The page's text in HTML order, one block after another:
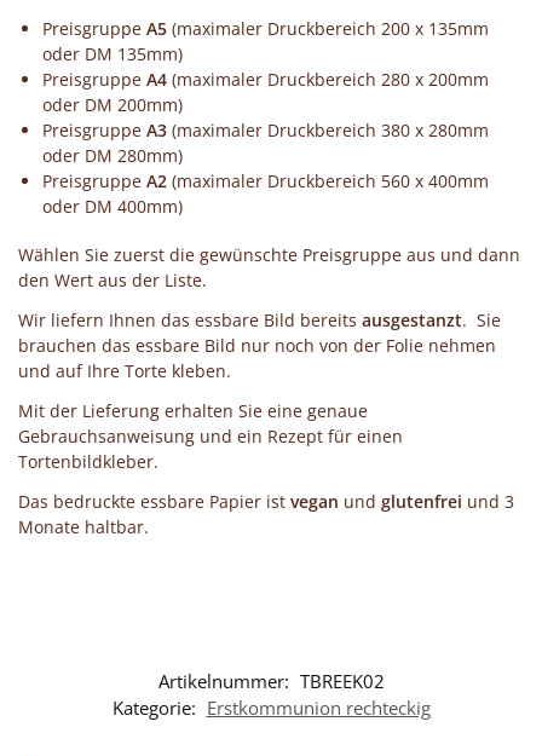
Preisgruppe A5 (maximaler Druckbereich 200 x 135mm
oder DM 135mm)
Preisgruppe A4 (maximaler Druckbereich 280 x 200mm
oder DM 200mm)
Preisgruppe A3 (maximaler Druckbereich 380 x 280mm
oder DM 280mm)
Preisgruppe A2 (maximaler Druckbereich 560 x 400mm
oder DM 400mm)
Wählen Sie zuerst die gewünschte Preisgruppe aus und dann
den Wert aus der Liste.
Wir liefern Ihnen das essbare Bild bereits ausgestanzt. Sie
brauchen das essbare Bild nur noch von der Folie nehmen
und auf Ihre Torte kleben.
Mit der Lieferung erhalten Sie eine genaue
Gebrauchsanweisung und ein Rezept für einen
Tortenbildkleber.
Das bedruckte essbare Papier ist vegan und glutenfrei und 3
Monate haltbar.
Artikelnummer: TBREEK02
Kategorie: Erstkommunion rechteckig